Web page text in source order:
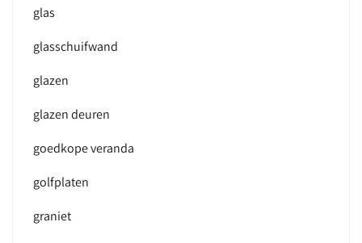
glas
glasschuifwand
glazen
glazen deuren
goedkope veranda
golfplaten
graniet